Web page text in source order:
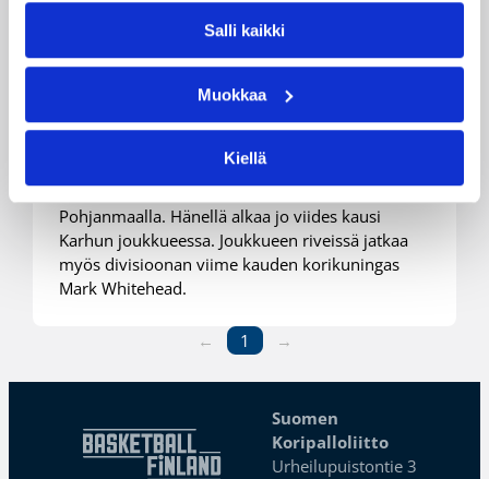
Salli kaikki
Muokkaa
Kiellä
Kauhajoen Karhu valmiina
divisioonakauteen
Kauhajoen Karhu, joka sijoittui viime kaudella
palettinsa valmiiksi tulevalle kaudelle. Joukkueen
valmentajana jatkaa Greg Gibson, joka viihtyy
Pohjanmaalla. Hänellä alkaa jo viides kausi
Karhun joukkueessa. Joukkueen riveissä jatkaa
myös divisioonan viime kauden korikuningas
Mark Whitehead.
← 1 →
Suomen
Koripalloliitto
Urheilupuistontie 3